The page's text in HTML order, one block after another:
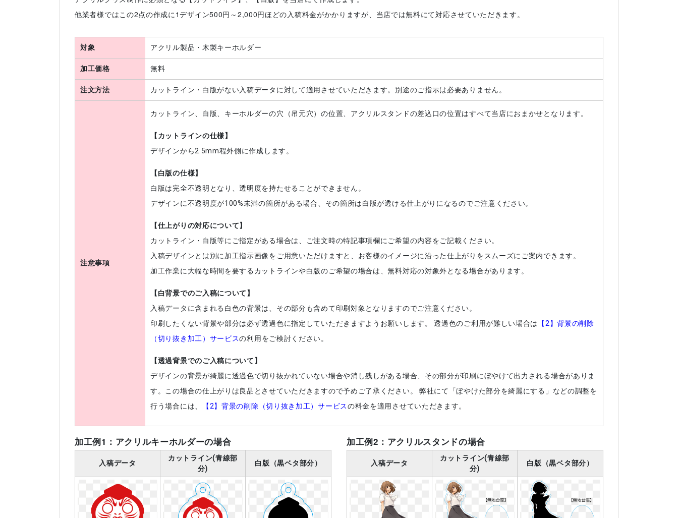
他業者様ではこの2点の作成に1デザイン500円～2,000円ほどの入稿料金がかかりますが、当店では無料にて対応させていただきます。
対象 アクリル製品・木製キーホルダー
加工価格 無料
注文方法 カットライン・白版がない入稿データに対して適用させていただきます。別途のご指示は必要ありません。
注意事項
カットライン、白版、キーホルダーの穴（吊元穴）の位置、アクリルスタンドの差込口の位置はすべて当店におまかせとなります。
【カットラインの仕様】
デザインから2.5mm程外側に作成します。
【白版の仕様】
白版は完全不透明となり、透明度を持たせることができません。
デザインに不透明度が100%未満の箇所がある場合、その箇所は白版が透ける仕上がりになるのでご注意ください。
【仕上がりの対応について】
カットライン・白版等にご指定がある場合は、ご注文時の特記事項欄にご希望の内容をご記載ください。
入稿デザインとは別に加工指示画像をご用意いただけますと、お客様のイメージに沿った仕上がりをスムーズにご案内できます。
加工作業に大幅な時間を要するカットラインや白版のご希望の場合は、無料対応の対象外となる場合があります。
【白背景でのご入稿について】
入稿データに含まれる白色の背景は、その部分も含めて印刷対象となりますのでご注意ください。
印刷したくない背景や部分は必ず透過色に指定していただきますようお願いします。 透過色のご利用が難しい場合は
【2】背景の削除
（切り抜き加工）サービスの利用をご検討ください。
【透過背景でのご入稿について】
デザインの背景が綺麗に透過色で切り抜かれていない場合や消し残しがある場合、その部分が印刷にぼやけて出力される場合がありま
す。この場合の仕上がりは良品とさせていただきますので予めご了承ください。 弊社にて「ぼやけた部分を綺麗にする」などの調整を
行う場合には、
【2】背景の削除（切り抜き加工）サービスの料金を適用させていただきます。
加工例1：アクリルキーホルダーの場合
入稿データ
カットライン(青線部
分)
白版（黒ベタ部分）
加工例2：アクリルスタンドの場合
入稿データ
カットライン(青線部
分)
白版（黒ベタ部分）